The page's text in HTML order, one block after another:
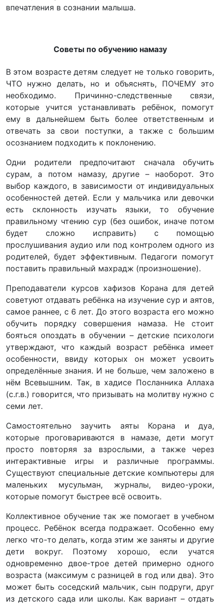
впечатления в сознании малыша.
Советы по обучению намазу
В этом возрасте детям следует не только говорить,
ЧТО нужно делать, но и объяснять, ПОЧЕМУ это
необходимо. Причинно-следственные связи,
которые учится устанавливать ребёнок, помогут
ему в дальнейшем быть более ответственным и
отвечать за свои поступки, а также с большим
осознанием подходить к поклонению.
Одни родители предпочитают сначала обучить
сурам, а потом намазу, другие – наоборот. Это
выбор каждого, в зависимости от индивидуальных
особенностей детей. Если у мальчика или девочки
есть склонность изучать языки, то обучение
правильному чтению сур (без ошибок, иначе потом
будет сложно исправить) с помощью
прослушивания аудио или под контролем одного из
родителей, будет эффективным. Педагоги помогут
поставить правильный махрадж (произношение).
Преподаватели курсов хафизов Корана для детей
советуют отдавать ребёнка на изучение сур и аятов,
самое раннее, с 6 лет. До этого возраста его можно
обучить порядку совершения намаза. Не стоит
бояться опоздать в обучении – детские психологи
утверждают, что каждый возраст ребёнка имеет
особенности, ввиду которых он может усвоить
определённые знания. И не больше, чем заложено в
нём Всевышним. Так, в хадисе Посланника Аллаха
(с.г.в.) говорится, что призывать на молитву нужно с
семи лет.
Самостоятельно заучить аяты Корана и дуа,
которые проговариваются в намазе, дети могут
просто повторяя за взрослыми, а также через
интерактивные игры и различные программы.
Существуют специальные детские компьютеры для
маленьких мусульман, журналы, видео-уроки,
которые помогут быстрее всё освоить.
Коллективное обучение так же помогает в учебном
процесс. Ребёнок всегда подражает. Особенно ему
легко что-то делать, когда этим же заняты и другие
дети вокруг. Поэтому хорошо, если учатся
одновременно двое-трое детей примерно одного
возраста (максимум с разницей в год или два). Это
может быть соседский мальчик, сын подруги, друг
из детского сада или школы. Как вариант – отдать